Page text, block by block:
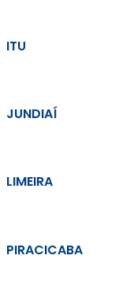
ITU
JUNDIAÍ
LIMEIRA
PIRACICABA